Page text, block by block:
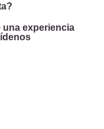
una experiencia